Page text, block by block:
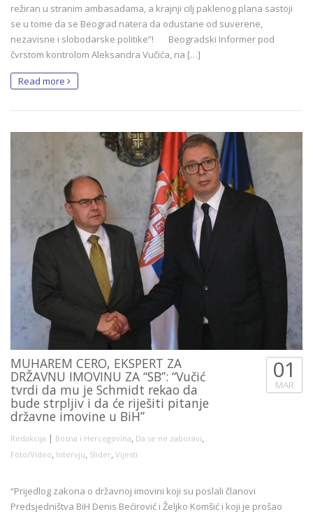
režiran u stranim ambasadama, a krajnji cilj paklenog plana sastoji
se u tome da se Beograd natera da odustane od suverene,
nezavisne i slobodarske politike”! Beogradski Informer pod
čvrstom kontrolom Aleksandra Vučića, na […]
Read more
MUHAREM CERO, EKSPERT ZA
DRŽAVNU IMOVINU ZA “SB”: “Vučić
tvrdi da mu je Schmidt rekao da
bude strpljiv i da će riješiti pitanje
državne imovine u BiH”
Redakcija | Bosna i Hercegovina, Da se ne zaboravi,
Foto/Video, Intervju, Slider, Vijesti
01
MAR
“Prijedlog zakona o državnoj imovini koji su poslali članovi
Predsjedništva BiH Denis Bećirović i Željko Komšić i koji je prošao